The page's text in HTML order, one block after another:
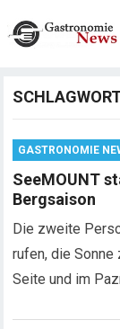
GASTRONOMIE
SeeMOUNT
Bergsaison
Die zweite
rufen, die
Seite und im